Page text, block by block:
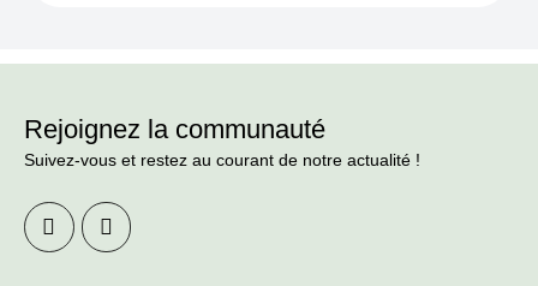
Rejoignez la communauté
Suivez-vous et restez au courant de notre actualité !